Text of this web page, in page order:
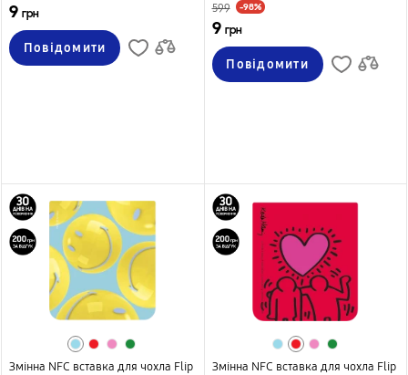
9 грн
Повідомити
599 -98%
9 грн
Повідомити
Змінна NFС вставка для чохла Flip
Змінна NFС вставка для чохла Flip